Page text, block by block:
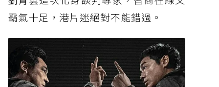
霸氣十足，港片迷絕對不能錯過。